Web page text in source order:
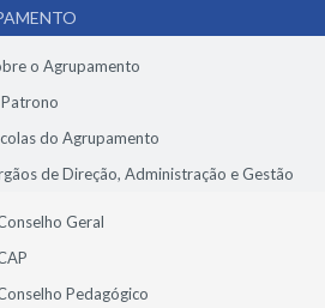
o Agrupamento
do Agrupamento
de Direção, Administração e Gestão
Geral
Pedagógico